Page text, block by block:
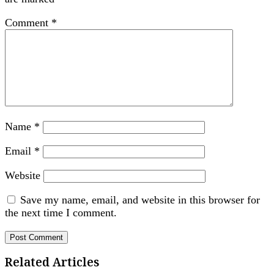
Comment *
Name *
Email *
Website
Save my name, email, and website in this browser for
the next time I comment.
Related Articles